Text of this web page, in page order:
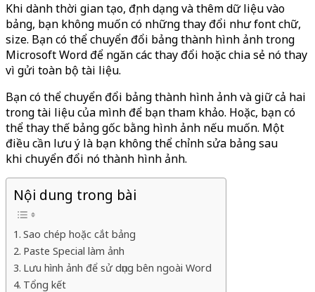
Khi dành thời gian tạo, định dạng và thêm dữ liệu vào
bảng, bạn không muốn có những thay đổi như font chữ,
size. Bạn có thể chuyển đổi bảng thành hình ảnh trong
Microsoft Word để ngăn các thay đổi hoặc chia sẻ nó thay
vì gửi toàn bộ tài liệu.
Bạn có thể chuyển đổi bảng thành hình ảnh và giữ cả hai
trong tài liệu của mình để bạn tham khảo. Hoặc, bạn có
thể thay thế bảng gốc bằng hình ảnh nếu muốn. Một
điều cần lưu ý là bạn không thể chỉnh sửa bảng sau
khi chuyển đổi nó thành hình ảnh.
Nội dung trong bài
Sao chép hoặc cắt bảng
Paste Special làm ảnh
Lưu hình ảnh để sử dụng bên ngoài Word
Tổng kết